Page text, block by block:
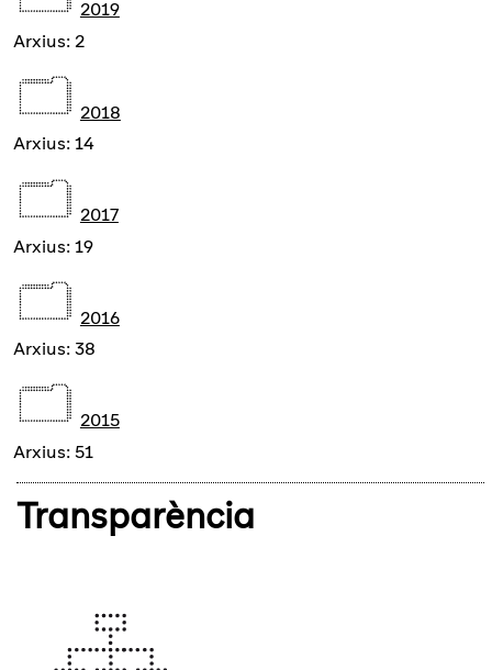
2019
Arxius: 2
2018
Arxius: 14
2017
Arxius: 19
2016
Arxius: 38
2015
Arxius: 51
Transparència